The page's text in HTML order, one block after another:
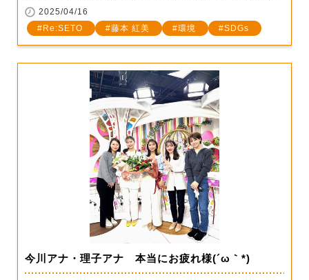
2025/04/16
Re:SETO
藤本 紅美 環境 SDGs
今川アナ・理子アナ 本当にお疲れ様(´ω｀*)